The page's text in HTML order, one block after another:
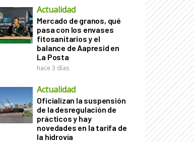
Actualidad
Mercado de granos, qué
pasa con los envases
fitosanitarios y el
balance de Aapresid en
La Posta
hace 3 días
Actualidad
Oficializan la suspensión
de la desregulación de
prácticos y hay
novedades en la tarifa de
la hidrovía